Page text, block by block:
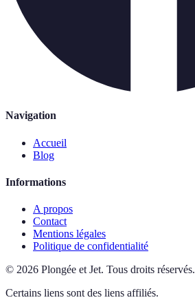
Navigation
Accueil
Blog
Informations
A propos
Contact
Mentions légales
Politique de confidentialité
© 2026 Plongée et Jet. Tous droits réservés.
Certains liens sont des liens affiliés.